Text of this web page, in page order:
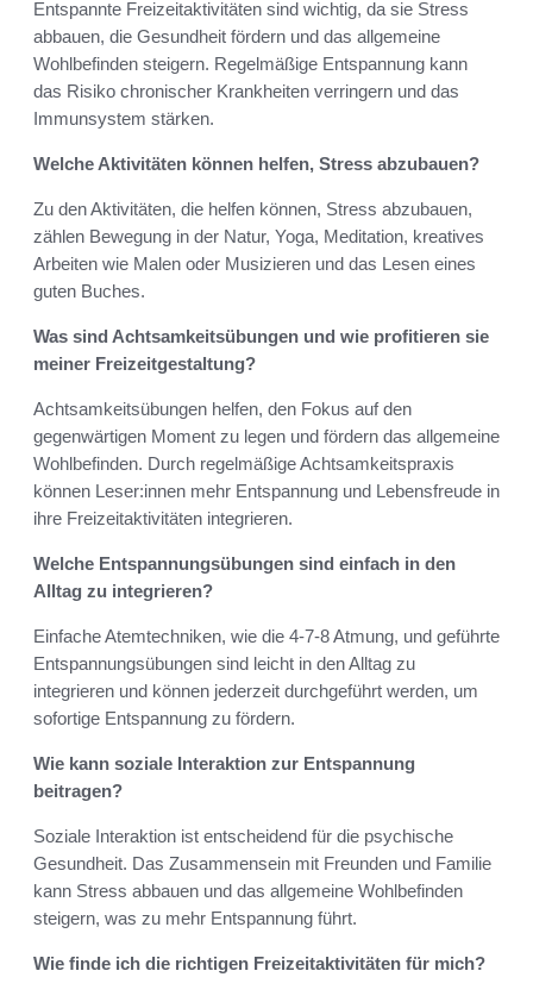
Entspannte Freizeitaktivitäten sind wichtig, da sie Stress
abbauen, die Gesundheit fördern und das allgemeine
Wohlbefinden steigern. Regelmäßige Entspannung kann
das Risiko chronischer Krankheiten verringern und das
Immunsystem stärken.
Welche Aktivitäten können helfen, Stress abzubauen?
Zu den Aktivitäten, die helfen können, Stress abzubauen,
zählen Bewegung in der Natur, Yoga, Meditation, kreatives
Arbeiten wie Malen oder Musizieren und das Lesen eines
guten Buches.
Was sind Achtsamkeitsübungen und wie profitieren sie
meiner Freizeitgestaltung?
Achtsamkeitsübungen helfen, den Fokus auf den
gegenwärtigen Moment zu legen und fördern das allgemeine
Wohlbefinden. Durch regelmäßige Achtsamkeitspraxis
können Leser:innen mehr Entspannung und Lebensfreude in
ihre Freizeitaktivitäten integrieren.
Welche Entspannungsübungen sind einfach in den
Alltag zu integrieren?
Einfache Atemtechniken, wie die 4-7-8 Atmung, und geführte
Entspannungsübungen sind leicht in den Alltag zu
integrieren und können jederzeit durchgeführt werden, um
sofortige Entspannung zu fördern.
Wie kann soziale Interaktion zur Entspannung
beitragen?
Soziale Interaktion ist entscheidend für die psychische
Gesundheit. Das Zusammensein mit Freunden und Familie
kann Stress abbauen und das allgemeine Wohlbefinden
steigern, was zu mehr Entspannung führt.
Wie finde ich die richtigen Freizeitaktivitäten für mich?